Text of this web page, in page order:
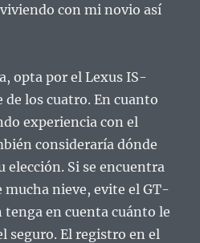
con mi novio así
opta por el Lexus IS-
de los cuatro. En cuanto
experiencia con el
consideraría dónde
elección. Si se encuentra
mucha nieve, evite el GT-
tenga en cuenta cuánto le
seguro. El registro en el